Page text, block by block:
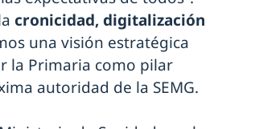
cronicidad, digitalización
una visión estratégica
la Primaria como pilar
autoridad de la SEMG.